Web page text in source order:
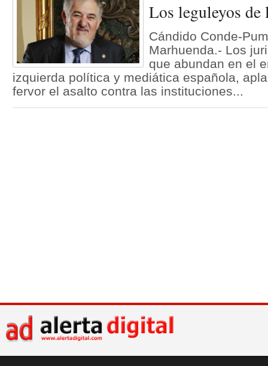
Los leguleyos de
Cándido Conde-
Marhuenda.- Los
que abundan en el
izquierda política y mediática española,
fervor el asalto contra las instituciones...